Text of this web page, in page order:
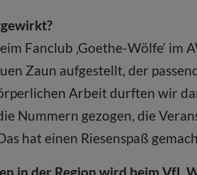
Fanclub ‚Goethe-Wölfe‘ im
Zaun aufgestellt, der
Arbeit durften wir
Nummern gezogen, die
hat einen Riesenspaß